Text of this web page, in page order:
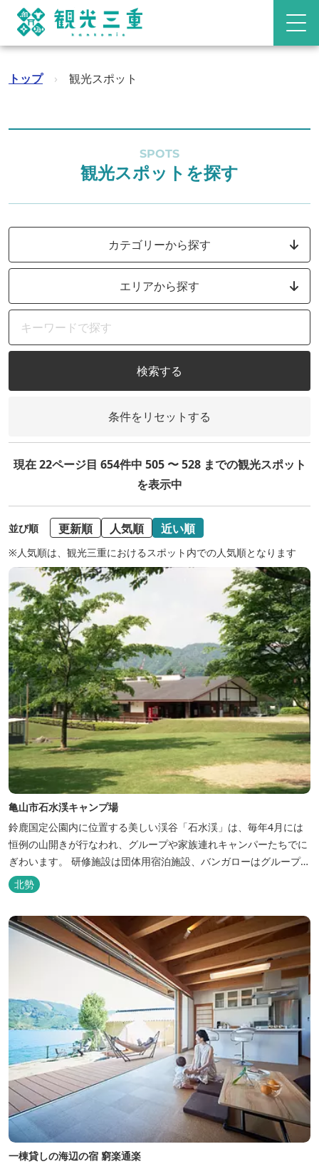
トップ › 観光スポット
SPOTS
観光スポットを探す
カテゴリーから探す
エリアから探す
検索する
条件をリセットする
現在 22ページ目 654件中 505 〜 528 までの観光スポット
を表示中
並び順 更新順 人気順 近い順
※人気順は、観光三重におけるスポット内での人気順となります
亀山市石水渓キャンプ場
鈴鹿国定公園内に位置する美しい渓谷「石水渓」は、毎年4月には
恒例の山開きが行なわれ、グループや家族連れキャンパーたちでに
ぎわいます。 研修施設は団体用宿泊施設、バンガローはグループ・
家族連れ用宿泊施設として、ハイキングやキャンプの拠点として最
適です。
北勢
一棟貸しの海辺の宿 窮楽通楽